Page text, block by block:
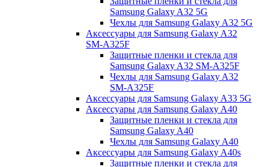
Samsung Galaxy A32 5G
Чехлы для Samsung Galaxy A32 5G
Аксессуары для Samsung Galaxy A32
SM-A325F
Защитные пленки и стекла для
Samsung Galaxy A32 SM-A325F
Чехлы для Samsung Galaxy A32
SM-A325F
Аксессуары для Samsung Galaxy A33 5G
Аксессуары для Samsung Galaxy A40
Защитные пленки и стекла для
Samsung Galaxy A40
Чехлы для Samsung Galaxy A40
Аксессуары для Samsung Galaxy A40s
Защитные пленки и стекла для